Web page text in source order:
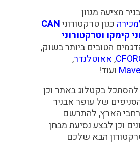
מציעה מגוון
כגון טרקטורוניCAN
קימקו וטרקטורוני
הטובים ביותר בשוק,
,אאוטלנדר,
ועוד!
בקטלוג באתר וכן
של עופר אבניר
הארץ, להתרשם
וכן לבצע נסיעת מבחן
הבא שלכם